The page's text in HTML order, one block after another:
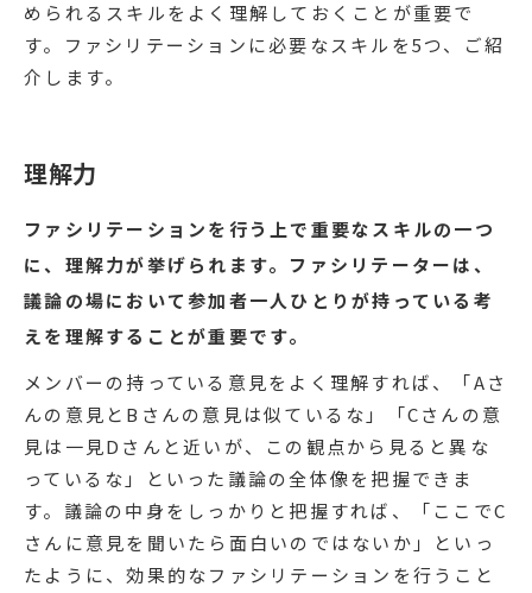
められるスキルをよく理解しておくことが重要で
す。ファシリテーションに必要なスキルを5つ、ご紹
介します。
理解力
ファシリテーションを行う上で重要なスキルの一つ
に、理解力が挙げられます。ファシリテーターは、
議論の場において参加者一人ひとりが持っている考
えを理解することが重要です。
メンバーの持っている意見をよく理解すれば、「Aさ
んの意見とBさんの意見は似ているな」「Cさんの意
見は一見Dさんと近いが、この観点から見ると異な
っているな」といった議論の全体像を把握できま
す。議論の中身をしっかりと把握すれば、「ここでC
さんに意見を聞いたら面白いのではないか」といっ
たように、効果的なファシリテーションを行うこと